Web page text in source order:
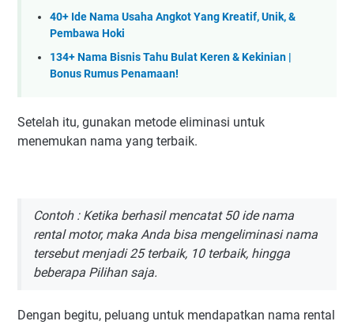
40+ Ide Nama Usaha Angkot Yang Kreatif, Unik, &
Pembawa Hoki
134+ Nama Bisnis Tahu Bulat Keren & Kekinian |
Bonus Rumus Penamaan!
Setelah itu, gunakan metode eliminasi untuk
menemukan nama yang terbaik.
Contoh : Ketika berhasil mencatat 50 ide nama
rental motor, maka Anda bisa mengeliminasi nama
tersebut menjadi 25 terbaik, 10 terbaik, hingga
beberapa Pilihan saja.
Dengan begitu, peluang untuk mendapatkan nama rental